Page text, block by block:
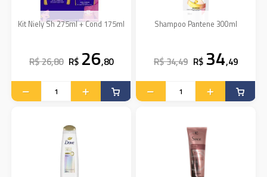
Kit Niely Sh 275ml + Cond 175ml
R$ 26,80 R$ 26,80
Shampoo Pantene 300ml
R$ 34,49 R$ 34,49